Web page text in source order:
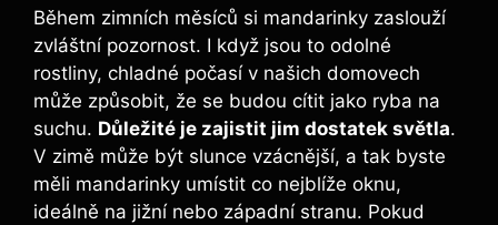
Během zimních měsíců si mandarinky zaslouží
zvláštní pozornost. I když jsou to odolné
rostliny, chladné počasí v našich domovech
může způsobit, že se budou cítit jako ryba na
suchu. Důležité je zajistit jim dostatek světla.
V zimě může být slunce vzácnější, a tak byste
měli mandarinky umístit co nejblíže oknu,
ideálně na jižní nebo západní stranu. Pokud